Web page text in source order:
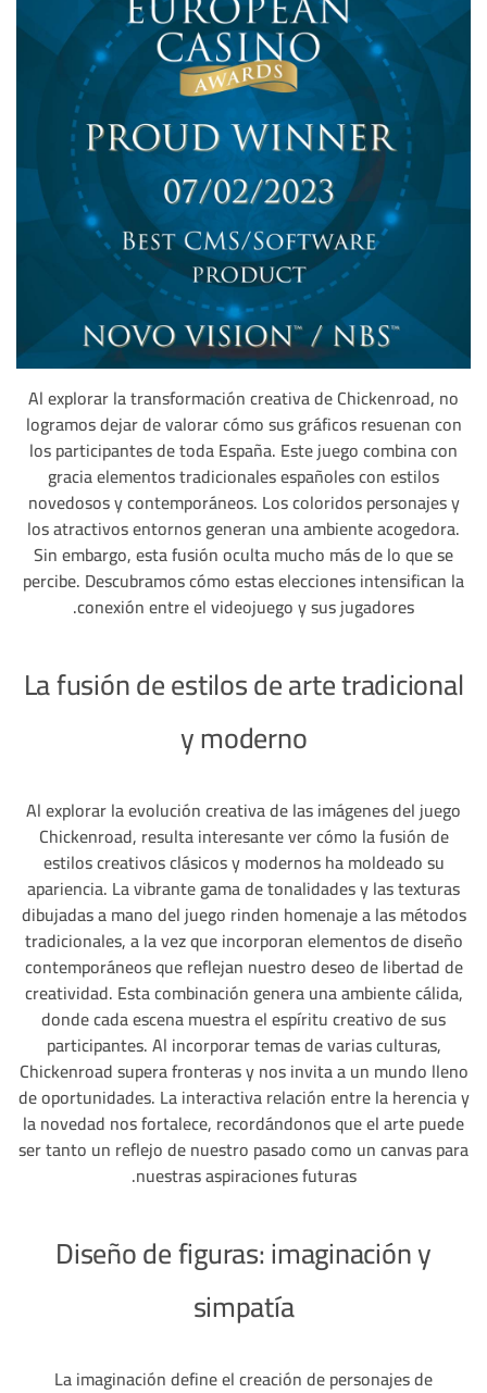
Al explorar la transformación creativa de Chickenroad, no
logramos dejar de valorar cómo sus gráficos resuenan con
los participantes de toda España. Este juego combina con
gracia elementos tradicionales españoles con estilos
novedosos y contemporáneos. Los coloridos personajes y
los atractivos entornos generan una ambiente acogedora.
Sin embargo, esta fusión oculta mucho más de lo que se
percibe. Descubramos cómo estas elecciones intensifican la
conexión entre el videojuego y sus jugadores.
La fusión de estilos de arte tradicional
y moderno
Al explorar la evolución creativa de las imágenes del juego
Chickenroad, resulta interesante ver cómo la fusión de
estilos creativos clásicos y modernos ha moldeado su
apariencia. La vibrante gama de tonalidades y las texturas
dibujadas a mano del juego rinden homenaje a las métodos
tradicionales, a la vez que incorporan elementos de diseño
contemporáneos que reflejan nuestro deseo de libertad de
creatividad. Esta combinación genera una ambiente cálida,
donde cada escena muestra el espíritu creativo de sus
participantes. Al incorporar temas de varias culturas,
Chickenroad supera fronteras y nos invita a un mundo lleno
de oportunidades. La interactiva relación entre la herencia y
la novedad nos fortalece, recordándonos que el arte puede
ser tanto un reflejo de nuestro pasado como un canvas para
nuestras aspiraciones futuras.
Diseño de figuras: imaginación y
simpatía
La imaginación define el creación de personajes de